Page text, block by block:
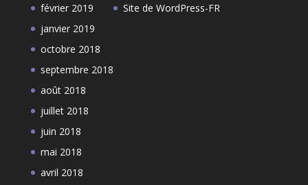
février 2019
janvier 2019
octobre 2018
septembre 2018
août 2018
juillet 2018
juin 2018
mai 2018
avril 2018
Site de WordPress-FR